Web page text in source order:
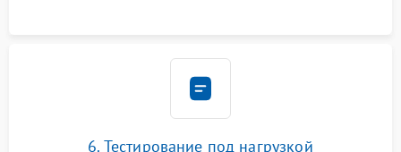
6. Тестирование под нагрузкой